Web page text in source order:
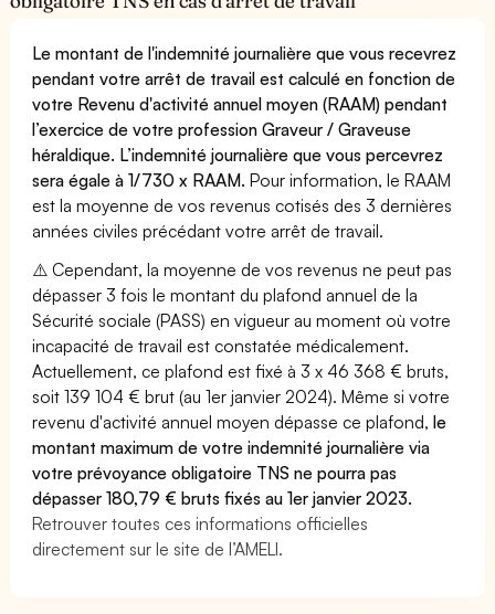
Le montant de l'indemnité journalière que vous recevrez
pendant votre arrêt de travail est calculé en fonction de
votre Revenu d'activité annuel moyen (RAAM) pendant
l’exercice de votre profession Graveur / Graveuse
héraldique. L’indemnité journalière que vous percevrez
sera égale à 1/730 x RAAM. Pour information, le RAAM
est la moyenne de vos revenus cotisés des 3 dernières
années civiles précédant votre arrêt de travail.
⚠️ Cependant, la moyenne de vos revenus ne peut pas
dépasser 3 fois le montant du plafond annuel de la
Sécurité sociale (PASS) en vigueur au moment où votre
incapacité de travail est constatée médicalement.
Actuellement, ce plafond est fixé à 3 x 46 368 € bruts,
soit 139 104 € brut (au 1er janvier 2024). Même si votre
revenu d'activité annuel moyen dépasse ce plafond,le
montant maximum de votre indemnité journalière via
votre prévoyance obligatoire TNS ne pourra pas
dépasser 180,79 € bruts fixés au 1er janvier 2023.
Retrouver toutes ces informations officielles
directement sur le site de l’AMELI.